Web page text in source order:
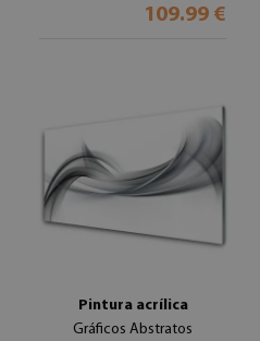
109.99 €
Pintura acrílica
Gráficos Abstratos